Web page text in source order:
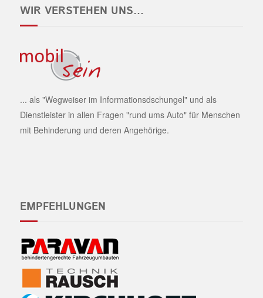
WIR VERSTEHEN UNS…
... als "Wegweiser im Informationsdschungel" und als
Dienstleister in allen Fragen "rund ums Auto" für Menschen
mit Behinderung und deren Angehörige.
EMPFEHLUNGEN